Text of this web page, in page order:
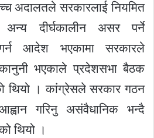
अदालतले सरकारलाई नियमित
अन्य दीर्घकालीन असर पर्ने
आदेश भएकामा सरकारले
भएकाले प्रदेशसभा बैठक
थियो । कांग्रेसले सरकार गठन
गरिनु असंवैधानिक भन्दै
थियो ।